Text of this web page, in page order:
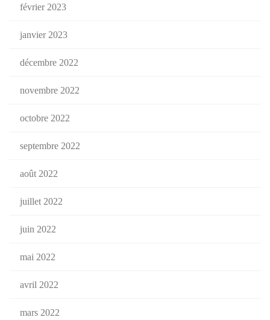
février 2023
janvier 2023
décembre 2022
novembre 2022
octobre 2022
septembre 2022
août 2022
juillet 2022
juin 2022
mai 2022
avril 2022
mars 2022